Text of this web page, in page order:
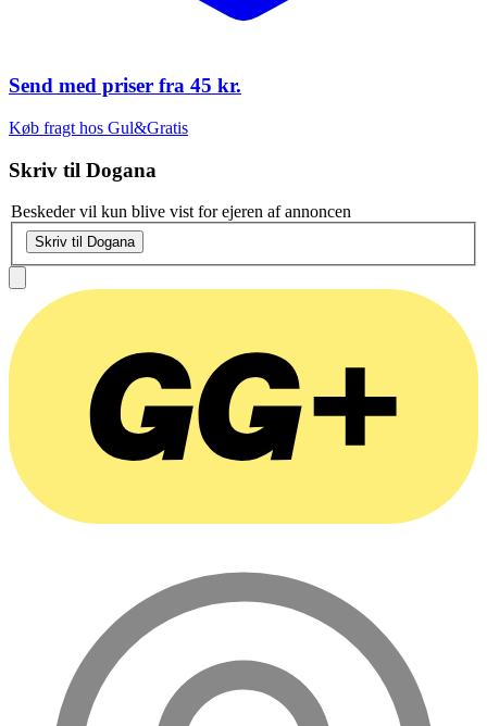
Send med priser fra 45 kr.
Køb fragt hos Gul&Gratis
Skriv til Dogana
Beskeder vil kun blive vist for ejeren af annoncen
Skriv til Dogana